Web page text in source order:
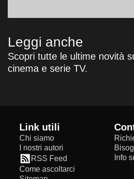
Leggi anche
Scopri tutte le ultime novità
cinema e serie TV.
Link utili
Chi siamo
I nostri autori
RSS Feed
Come ascoltarci
Info